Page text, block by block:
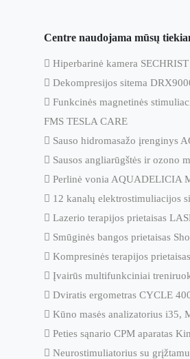
Centre naudojama mūsų
 Hiperbarinė kamera SECHRIST
 Dekompresijos sitema
 Funkcinės magnetinės
FMS TESLA CARE
 Sauso hidromasažo įrenginys
 Sausos angliarūgštės ir ozono
 Perlinė vonia AQUADELICIA
 12 kanalų elektrostimuliacijos
 Lazerio terapijos prietaisas
 Smūginės bangos prietaisas
 Kompresinės terapijos
 Įvairūs multifunkciniai
 Dviratis ergometras CYCLE
 Kūno masės analizatorius i35,
 Peties sąnario CPM aparatas
 Neurostimuliatorius su